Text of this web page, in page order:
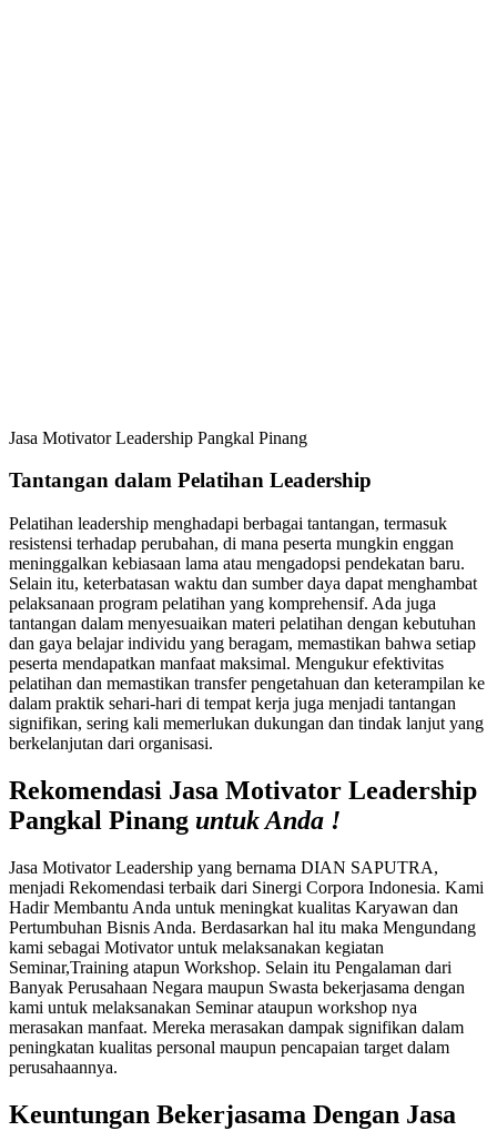
Jasa Motivator Leadership Pangkal Pinang
Tantangan dalam Pelatihan Leadership
Pelatihan leadership menghadapi berbagai tantangan, termasuk
resistensi terhadap perubahan, di mana peserta mungkin enggan
meninggalkan kebiasaan lama atau mengadopsi pendekatan baru.
Selain itu, keterbatasan waktu dan sumber daya dapat menghambat
pelaksanaan program pelatihan yang komprehensif. Ada juga
tantangan dalam menyesuaikan materi pelatihan dengan kebutuhan
dan gaya belajar individu yang beragam, memastikan bahwa setiap
peserta mendapatkan manfaat maksimal. Mengukur efektivitas
pelatihan dan memastikan transfer pengetahuan dan keterampilan ke
dalam praktik sehari-hari di tempat kerja juga menjadi tantangan
signifikan, sering kali memerlukan dukungan dan tindak lanjut yang
berkelanjutan dari organisasi.
Rekomendasi Jasa Motivator Leadership
Pangkal Pinang untuk Anda !
Jasa Motivator Leadership yang bernama DIAN SAPUTRA,
menjadi Rekomendasi terbaik dari Sinergi Corpora Indonesia. Kami
Hadir Membantu Anda untuk meningkat kualitas Karyawan dan
Pertumbuhan Bisnis Anda. Berdasarkan hal itu maka Mengundang
kami sebagai Motivator untuk melaksanakan kegiatan
Seminar,Training atapun Workshop. Selain itu Pengalaman dari
Banyak Perusahaan Negara maupun Swasta bekerjasama dengan
kami untuk melaksanakan Seminar ataupun workshop nya
merasakan manfaat. Mereka merasakan dampak signifikan dalam
peningkatan kualitas personal maupun pencapaian target dalam
perusahaannya.
Keuntungan Bekerjasama Dengan Jasa